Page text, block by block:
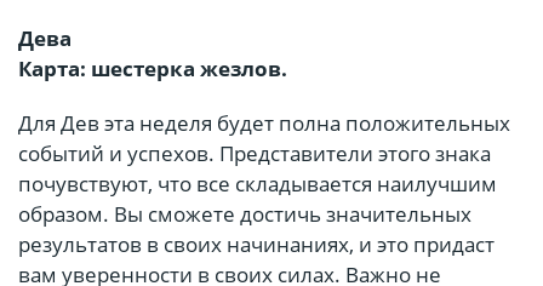
Дева
Карта: шестерка жезлов.
Для Дев эта неделя будет полна положительных
событий и успехов. Представители этого знака
почувствуют, что все складывается наилучшим
образом. Вы сможете достичь значительных
результатов в своих начинаниях, и это придаст
вам уверенности в своих силах. Важно не